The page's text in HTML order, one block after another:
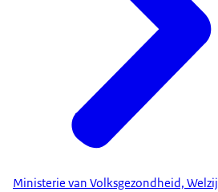
Ministerie van Volksgezondheid,